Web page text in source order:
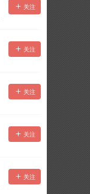
关注
关注
关注
关注
关注